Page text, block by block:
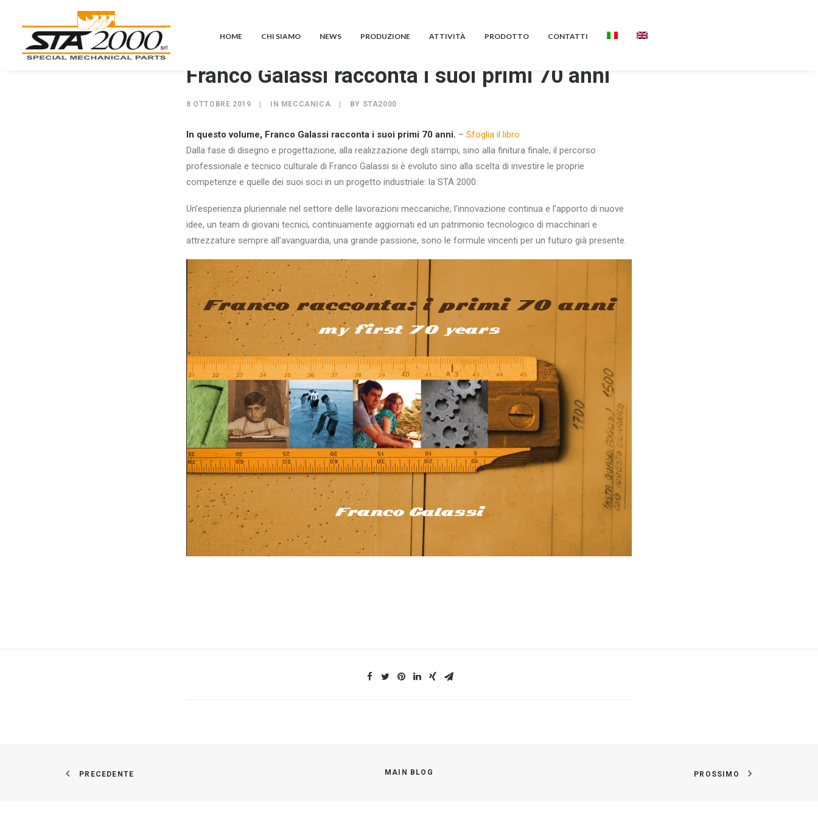
HOME CHI SIAMO NEWS PRODUZIONE ATTIVITÀ PRODOTTO CONTATTI
Franco Galassi racconta i suoi primi 70 anni
8 OTTOBRE 2019 IN MECCANICA BY STA2000
In questo volume, Franco Galassi racconta i suoi primi 70 anni. – Sfoglia il libro
Dalla fase di disegno e progettazione, alla realizzazione degli stampi, sino alla finitura finale, il percorso
professionale e tecnico culturale di Franco Galassi si è evoluto sino alla scelta di investire le proprie
competenze e quelle dei suoi soci in un progetto industriale: la STA 2000.
Un’esperienza pluriennale nel settore delle lavorazioni meccaniche, l’innovazione continua e l’apporto di nuove
idee, un team di giovani tecnici, continuamente aggiornati ed un patrimonio tecnologico di macchinari e
attrezzature sempre all’avanguardia, una grande passione, sono le formule vincenti per un futuro già presente.
PRECEDENTE MAIN BLOG PROSSIMO